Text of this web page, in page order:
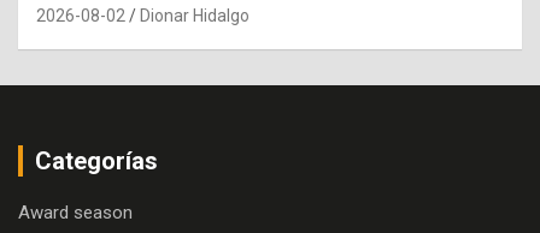
2026-08-02 Dionar Hidalgo
Categorías
Award season